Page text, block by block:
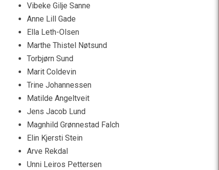
Vibeke Gilje Sanne
Anne Lill Gade
Ella Leth-Olsen
Marthe Thistel Nøtsund
Torbjørn Sund
Marit Coldevin
Trine Johannessen
Matilde Angeltveit
Jens Jacob Lund
Magnhild Grønnestad Falch
Elin Kjersti Stein
Arve Rekdal
Unni Leiros Pettersen